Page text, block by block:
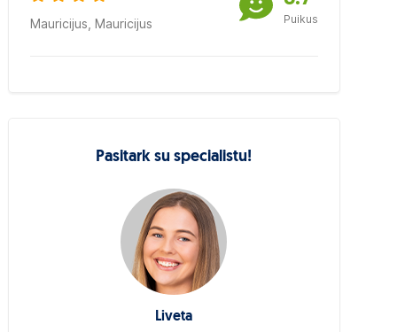
Mauricijus, Mauricijus Puikus
Pasitark su specialistu!
Liveta